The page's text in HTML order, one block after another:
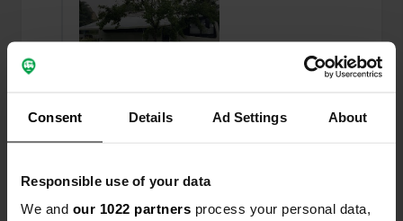
Consent Details Ad Settings About
Responsible use of your data
We and our 1022 partners process your personal data,
Ho recensito una posizione—circa 5 anni fa